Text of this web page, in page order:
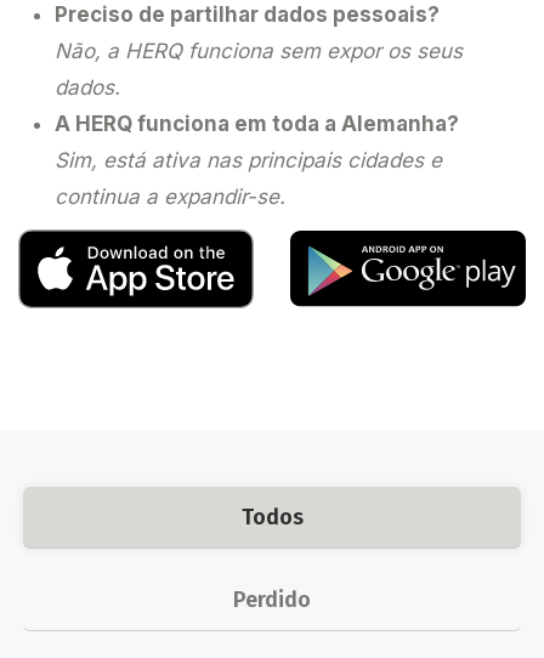
Preciso de partilhar dados pessoais?
Não, a HERQ funciona sem expor os seus
dados.
A HERQ funciona em toda a Alemanha?
Sim, está ativa nas principais cidades e
continua a expandir-se.
Todos
Perdido